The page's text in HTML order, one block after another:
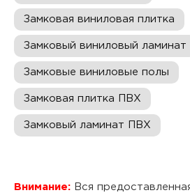
Замковая виниловая плитка
Замковый виниловый ламинат
Замковые виниловые полы
Замковая плитка ПВХ
Замковый ламинат ПВХ
Внимание: Вся